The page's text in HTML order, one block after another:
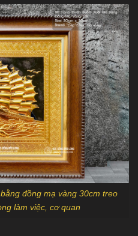
đồng mạ vàng 30cm treo
làm việc, cơ quan